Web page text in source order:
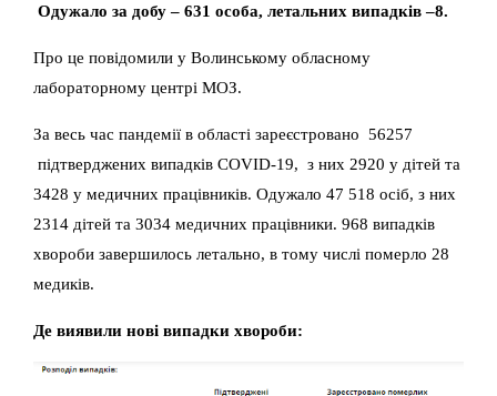
Одужало за добу – 631 особа, летальних випадків –8.
Про це повідомили у Волинському обласному
лабораторному центрі МОЗ.
За весь час пандемії в області зареєстровано 56257
підтверджених випадків COVID-19, з них 2920 у дітей та
3428 у медичних працівників. Одужало 47 518 осіб, з них
2314 дітей та 3034 медичних працівники. 968 випадків
хвороби завершилось летально, в тому числі померло 28
медиків.
Де виявили нові випадки хвороби: